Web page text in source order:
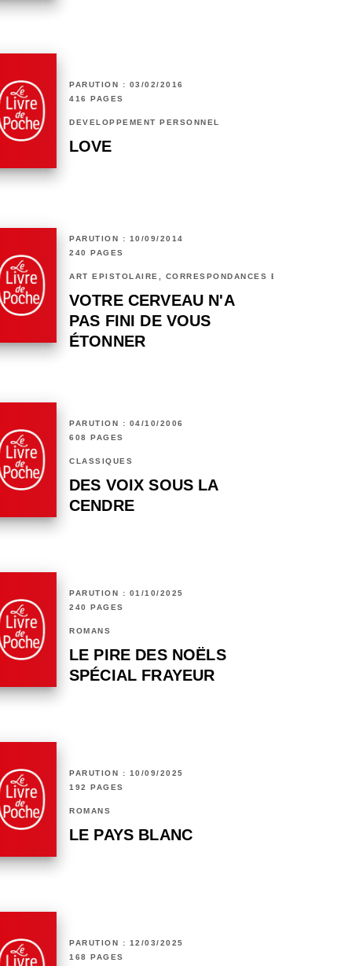
PARUTION : 03/02/2016
416 PAGES
DÉVELOPPEMENT PERSONNEL
LOVE
PARUTION : 10/09/2014
240 PAGES
ART ÉPISTOLAIRE, CORRESPONDANCES ET CHRONIQUES
VOTRE CERVEAU N'A
PAS FINI DE VOUS
ÉTONNER
PARUTION : 04/10/2006
608 PAGES
CLASSIQUES
DES VOIX SOUS LA
CENDRE
PARUTION : 01/10/2025
240 PAGES
ROMANS
LE PIRE DES NOËLS
SPÉCIAL FRAYEUR
PARUTION : 10/09/2025
192 PAGES
ROMANS
LE PAYS BLANC
PARUTION : 12/03/2025
168 PAGES